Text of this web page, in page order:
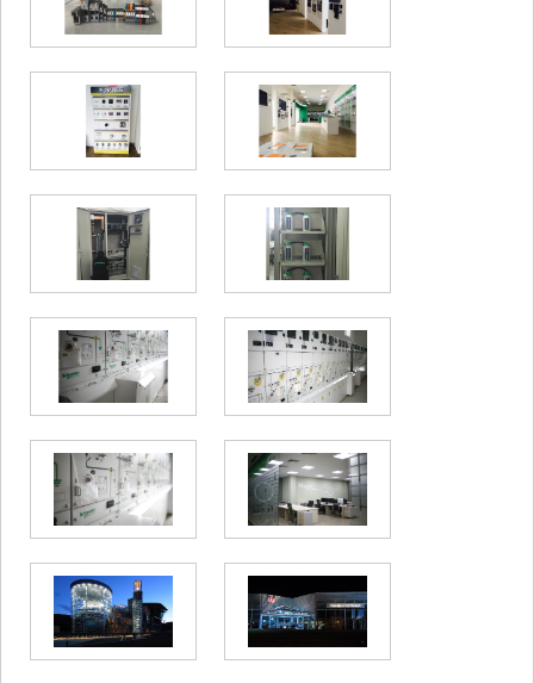
ᲡᲐᲥᲐᲠᲗᲕᲔᲚᲝ